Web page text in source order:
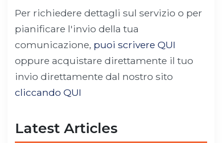
Per richiedere dettagli sul servizio o per
pianificare l'invio della tua
comunicazione, puoi scrivere QUI
oppure acquistare direttamente il tuo
invio direttamente dal nostro sito
cliccando QUI
Latest Articles